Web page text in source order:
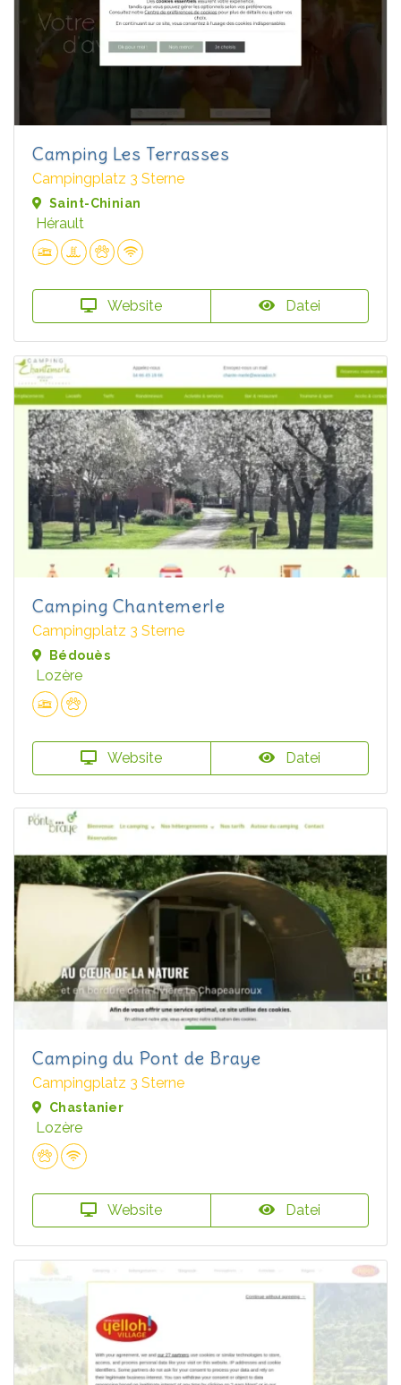
Camping Les Terrasses
Campingplatz 3 Sterne
Saint-Chinian
Hérault
Website Datei
Camping Chantemerle
Campingplatz 3 Sterne
Bédouès
Lozère
Website Datei
Camping du Pont de Braye
Campingplatz 3 Sterne
Chastanier
Lozère
Website Datei